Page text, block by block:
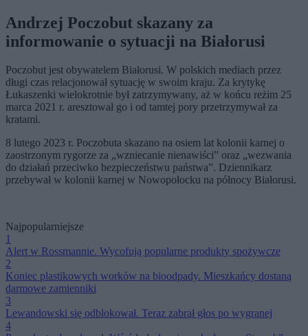
Andrzej Poczobut skazany za
informowanie o sytuacji na Białorusi
Poczobut jest obywatelem Białorusi. W polskich mediach przez
długi czas relacjonował sytuację w swoim kraju. Za krytykę
Łukaszenki wielokrotnie był zatrzymywany, aż w końcu reżim 25
marca 2021 r. aresztował go i od tamtej pory przetrzymywał za
kratami.
8 lutego 2023 r. Poczobuta skazano na osiem lat kolonii karnej o
zaostrzonym rygorze za „wzniecanie nienawiści” oraz „wezwania
do działań przeciwko bezpieczeństwu państwa”. Dziennikarz
przebywał w kolonii karnej w Nowopołocku na północy Białorusi.
Najpopularniejsze
1
Alert w Rossmannie. Wycofują popularne produkty spożywcze
2
Koniec plastikowych worków na bioodpady. Mieszkańcy dostaną
darmowe zamienniki
3
Lewandowski się odblokował. Teraz zabrał głos po wygranej
4